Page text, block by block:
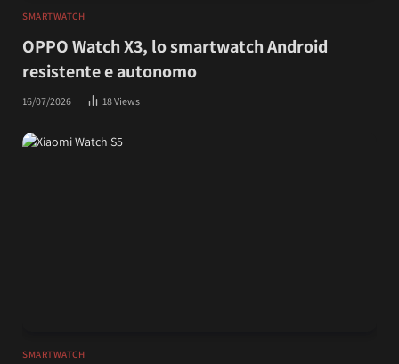
SMARTWATCH
OPPO Watch X3, lo smartwatch Android
resistente e autonomo
16/07/2026 18Views
SMARTWATCH